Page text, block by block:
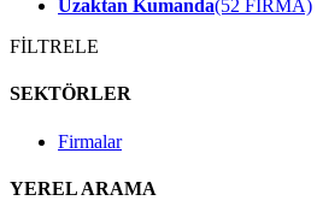
Uzaktan Kumanda(52 FİRMA)
FİLTRELE
SEKTÖRLER
Firmalar
YEREL ARAMA